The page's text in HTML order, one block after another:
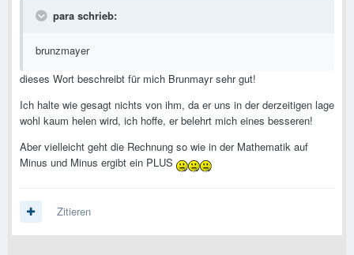
para schrieb:
brunzmayer
dieses Wort beschreibt für mich Brunmayr sehr gut!
Ich halte wie gesagt nichts von ihm, da er uns in der derzeitigen lage
wohl kaum helen wird, ich hoffe, er belehrt mich eines besseren!
Aber vielleicht geht die Rechnung so wie in der Mathematik auf
Minus und Minus ergibt ein PLUS
Zitieren